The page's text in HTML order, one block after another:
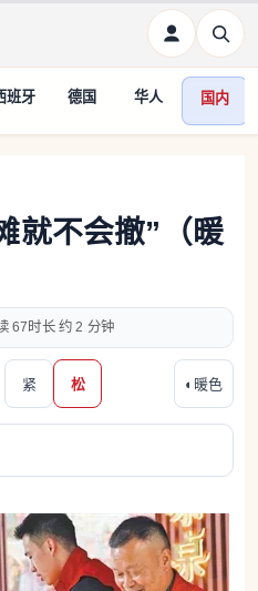
班牙 德国 华人 国内
就不会撤”（暖
67 约 2 分钟
紧 松 ◐ 暖色